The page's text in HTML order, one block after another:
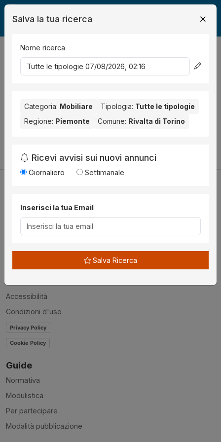
Legalmente Mobili
risultati Ordina per
Nessun risultato per la Provincia selezionata: Torino.
Prova a modificare i parametri di ricerca:
Utilità
Chi siamo
Disclaimer
Accessibilità
Condizioni d'uso
Privacy Policy
Cookie Policy
Guide
Normativa
Modulistica
Per partecipare
Modalità pubblicazione
Salva la tua ricerca
Nome ricerca
Categoria: Mobiliare Tipologia: Tutte le tipologie
Regione: Piemonte Comune: Rivalta di Torino
Ricevi avvisi sui nuovi annunci
Giornaliero Settimanale
Inserisci la tua Email
Salva Ricerca